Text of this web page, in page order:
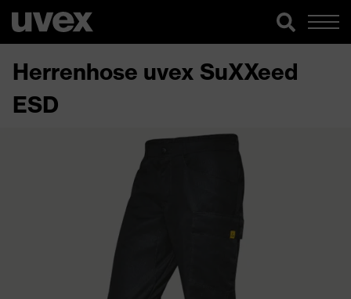
Herrenhose uvex SuXXeed
ESD